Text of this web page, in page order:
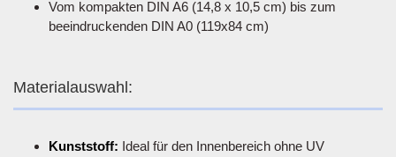
Vom kompakten DIN A6 (14,8 x 10,5 cm) bis zum
beeindruckenden DIN A0 (119x84 cm)
Materialauswahl:
Kunststoff: Ideal für den Innenbereich ohne UV